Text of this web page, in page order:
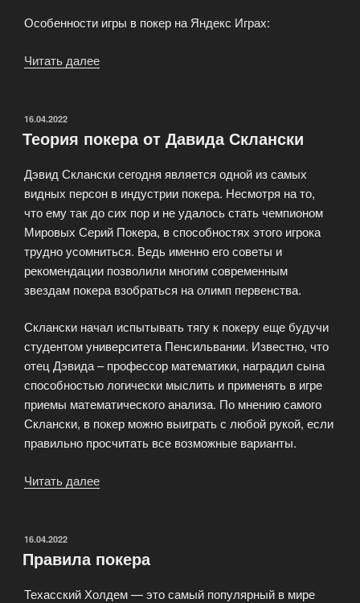
Особенности игры в покер на Яндекс Играх:
Читать далее
Яндекс
ОПУБЛИКОВАНО
16.04.2022
Теория покера от Давида Склански
Дэвид Склански сегодня является одной из самых
видных персон в индустрии покера. Несмотря на то,
что ему так до сих пор и не удалось стать чемпионом
Мировых Серий Покера, в способностях этого игрока
трудно усомниться. Ведь именно его советы и
рекомендации позволили многим современным
звездам покера взобраться на олимп первенства.
Склански начал испытывать тягу к покеру еще будучи
студентом университета Пенсильвании. Известно, что
отец Дэвида – профессор математики, наградил сына
способностью логически мыслить и применять в игре
приемы математического анализа. По мнению самого
Склански, в покер можно выиграть с любой рукой, если
правильно просчитать все возможные варианты.
Читать далее
Склански»
ОПУБЛИКОВАНО
16.04.2022
Правила покера
Техасский Холдем — это самый популярный в мире